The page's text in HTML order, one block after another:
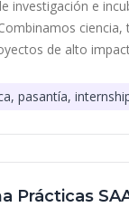
investigación e
ciencia,
de alto
pasantía,
Prácticas